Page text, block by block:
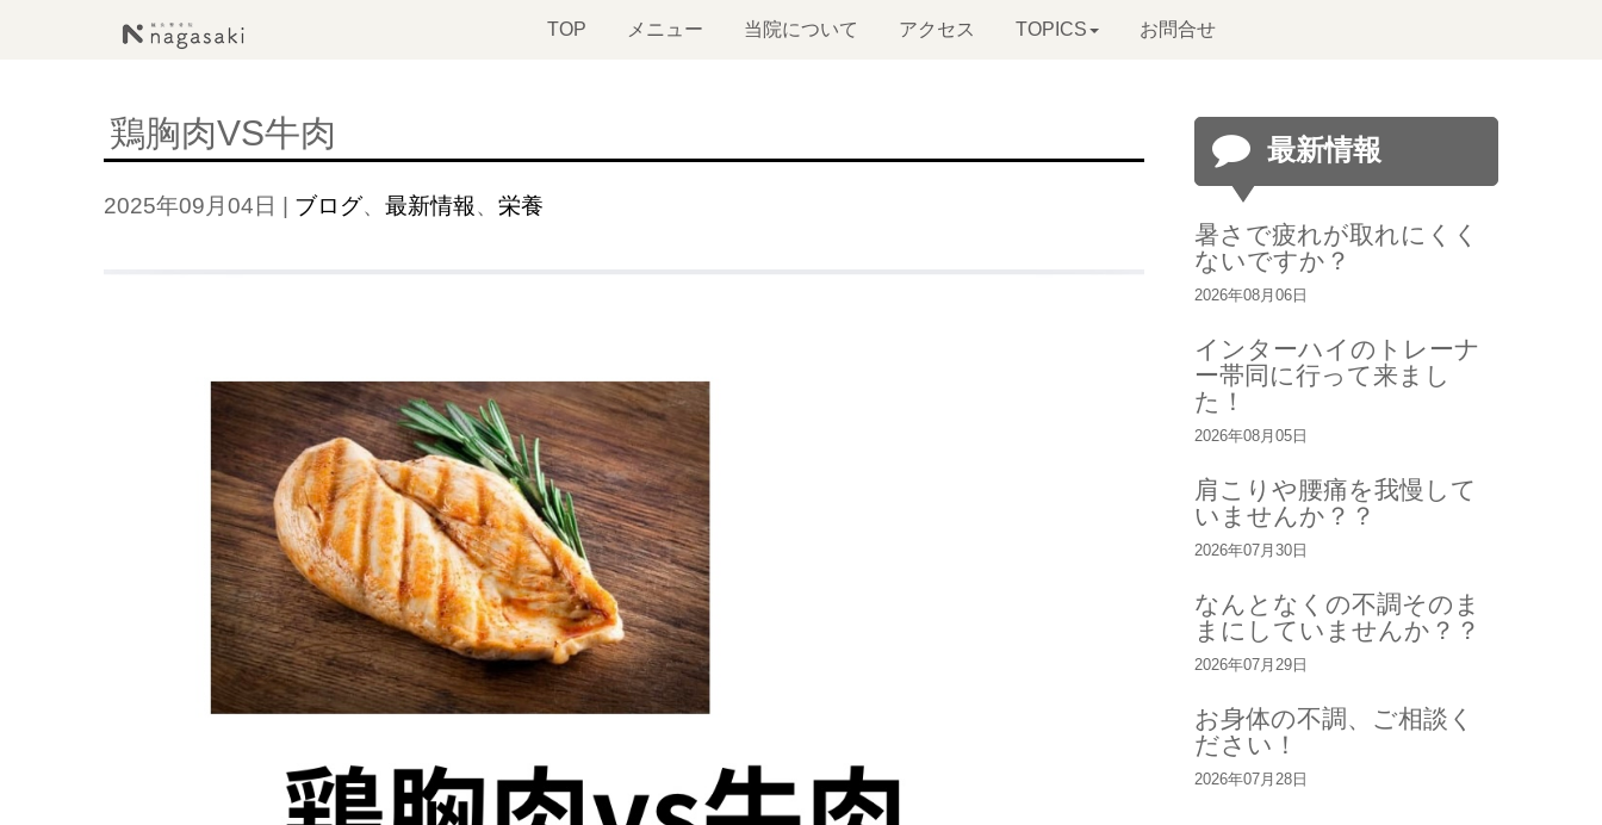
TOP メニュー 当院について アクセス TOPICS お問合せ
鶏胸肉VS牛肉
2025年09月04日 ブログ、 最新情報、 栄養
最新情報
暑さで疲れが取れにくく
ないですか？
2026年08月06日
インターハイのトレーナ
ー帯同に行って来まし
た！
2026年08月05日
肩こりや腰痛を我慢して
いませんか？？
2026年07月30日
なんとなくの不調そのま
まにしていませんか？？
2026年07月29日
お身体の不調、ご相談く
ださい！
2026年07月28日